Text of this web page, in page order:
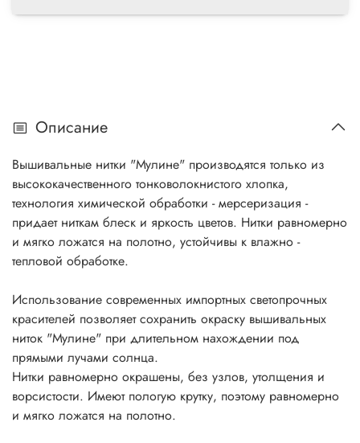
Описание
Вышивальные нитки "Мулине" производятся только из
высококачественного тонковолокнистого хлопка,
технология химической обработки - мерсеризация -
придает ниткам блеск и яркость цветов. Нитки равномерно
и мягко ложатся на полотно, устойчивы к влажно -
тепловой обработке.
Использование современных импортных светопрочных
красителей позволяет сохранить окраску вышивальных
ниток "Мулине" при длительном нахождении под
прямыми лучами солнца.
Нитки равномерно окрашены, без узлов, утолщения и
ворсистости. Имеют пологую крутку, поэтому равномерно
и мягко ложатся на полотно.